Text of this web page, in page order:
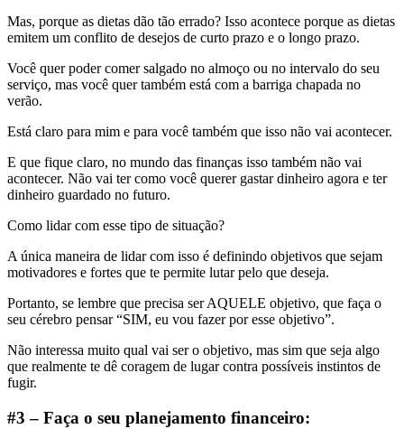
Mas, porque as dietas dão tão errado? Isso acontece porque as dietas
emitem um conflito de desejos de curto prazo e o longo prazo.
Você quer poder comer salgado no almoço ou no intervalo do seu
serviço, mas você quer também está com a barriga chapada no
verão.
Está claro para mim e para você também que isso não vai acontecer.
E que fique claro, no mundo das finanças isso também não vai
acontecer. Não vai ter como você querer gastar dinheiro agora e ter
dinheiro guardado no futuro.
Como lidar com esse tipo de situação?
A única maneira de lidar com isso é definindo objetivos que sejam
motivadores e fortes que te permite lutar pelo que deseja.
Portanto, se lembre que precisa ser AQUELE objetivo, que faça o
seu cérebro pensar “SIM, eu vou fazer por esse objetivo”.
Não interessa muito qual vai ser o objetivo, mas sim que seja algo
que realmente te dê coragem de lugar contra possíveis instintos de
fugir.
#3 – Faça o seu planejamento financeiro: